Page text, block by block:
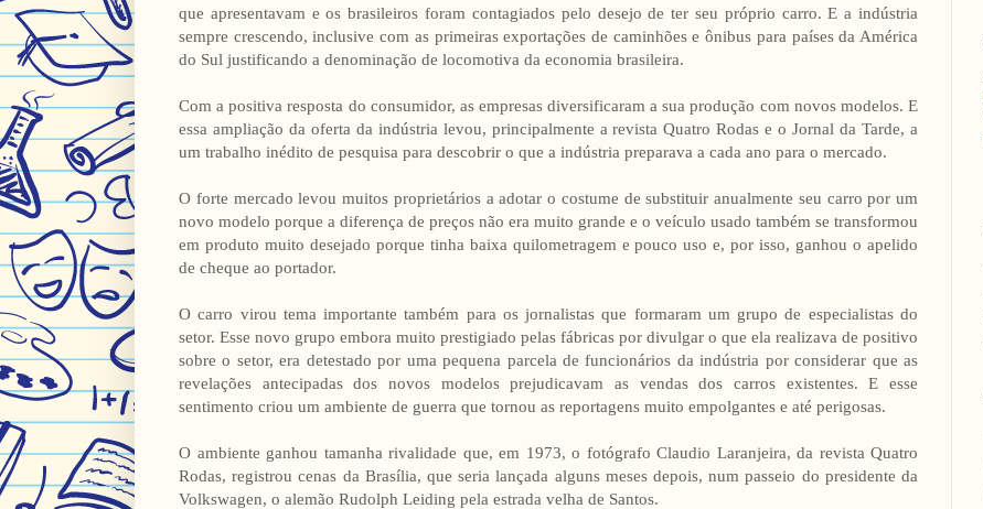
que apresentavam e os brasileiros foram contagiados pelo desejo de ter seu próprio carro. E a indústria
sempre crescendo, inclusive com as primeiras exportações de caminhões e ônibus para países da América
do Sul justificando a denominação de locomotiva da economia brasileira.
Com a positiva resposta do consumidor, as empresas diversificaram a sua produção com novos modelos. E
essa ampliação da oferta da indústria levou, principalmente a revista Quatro Rodas e o Jornal da Tarde, a
um trabalho inédito de pesquisa para descobrir o que a indústria preparava a cada ano para o mercado.
O forte mercado levou muitos proprietários a adotar o costume de substituir anualmente seu carro por um
novo modelo porque a diferença de preços não era muito grande e o veículo usado também se transformou
em produto muito desejado porque tinha baixa quilometragem e pouco uso e, por isso, ganhou o apelido
de cheque ao portador.
O carro virou tema importante também para os jornalistas que formaram um grupo de especialistas do
setor. Esse novo grupo embora muito prestigiado pelas fábricas por divulgar o que ela realizava de positivo
sobre o setor, era detestado por uma pequena parcela de funcionários da indústria por considerar que as
revelações antecipadas dos novos modelos prejudicavam as vendas dos carros existentes. E esse
sentimento criou um ambiente de guerra que tornou as reportagens muito empolgantes e até perigosas.
O ambiente ganhou tamanha rivalidade que, em 1973, o fotógrafo Claudio Laranjeira, da revista Quatro
Rodas, registrou cenas da Brasília, que seria lançada alguns meses depois, num passeio do presidente da
Volkswagen, o alemão Rudolph Leiding pela estrada velha de Santos.